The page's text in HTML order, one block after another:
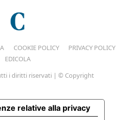
COOKIE POLICY
PRIVACY POLICY
EDICOLA
i diritti riservati | © Copyright
relative alla privacy